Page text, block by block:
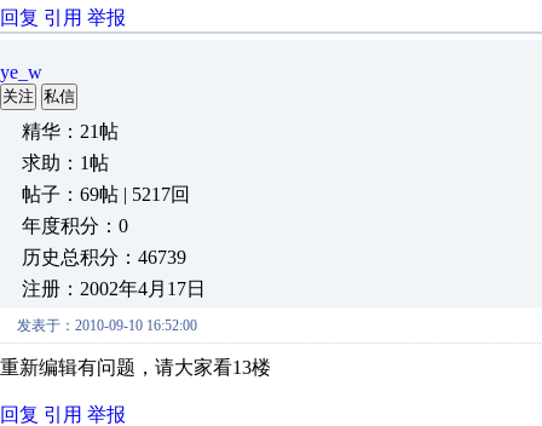
回复 引用 举报
ye_w
关注 私信
精华：21帖
求助：1帖
帖子：69帖 | 5217回
年度积分：0
历史总积分：46739
注册：2002年4月17日
发表于：2010-09-10 16:52:00
重新编辑有问题，请大家看13楼
回复 引用 举报